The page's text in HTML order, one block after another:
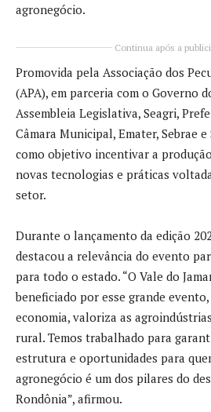
agronegócio.
Continua após a
Promovida pela Associação dos
(APA), em parceria com o Governo
Assembleia Legislativa, Seagri,
Câmara Municipal, Emater, Sebrae
como objetivo incentivar a
novas tecnologias e práticas
setor.
Durante o lançamento da edição
destacou a relevância do evento
para todo o estado. “O Vale do
beneficiado por esse grande
economia, valoriza as
rural. Temos trabalhado para
estrutura e oportunidades para
agronegócio é um dos pilares do
Rondônia”, afirmou.